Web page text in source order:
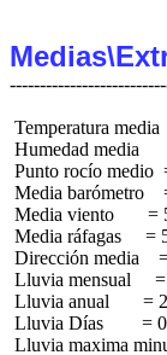
Temperatura media
Humedad media
Punto rocío medio
Media barómetro
Media viento       =
Media ráfagas     =
Dirección media
Lluvia mensual
Lluvia anual       =
Lluvia Días        =